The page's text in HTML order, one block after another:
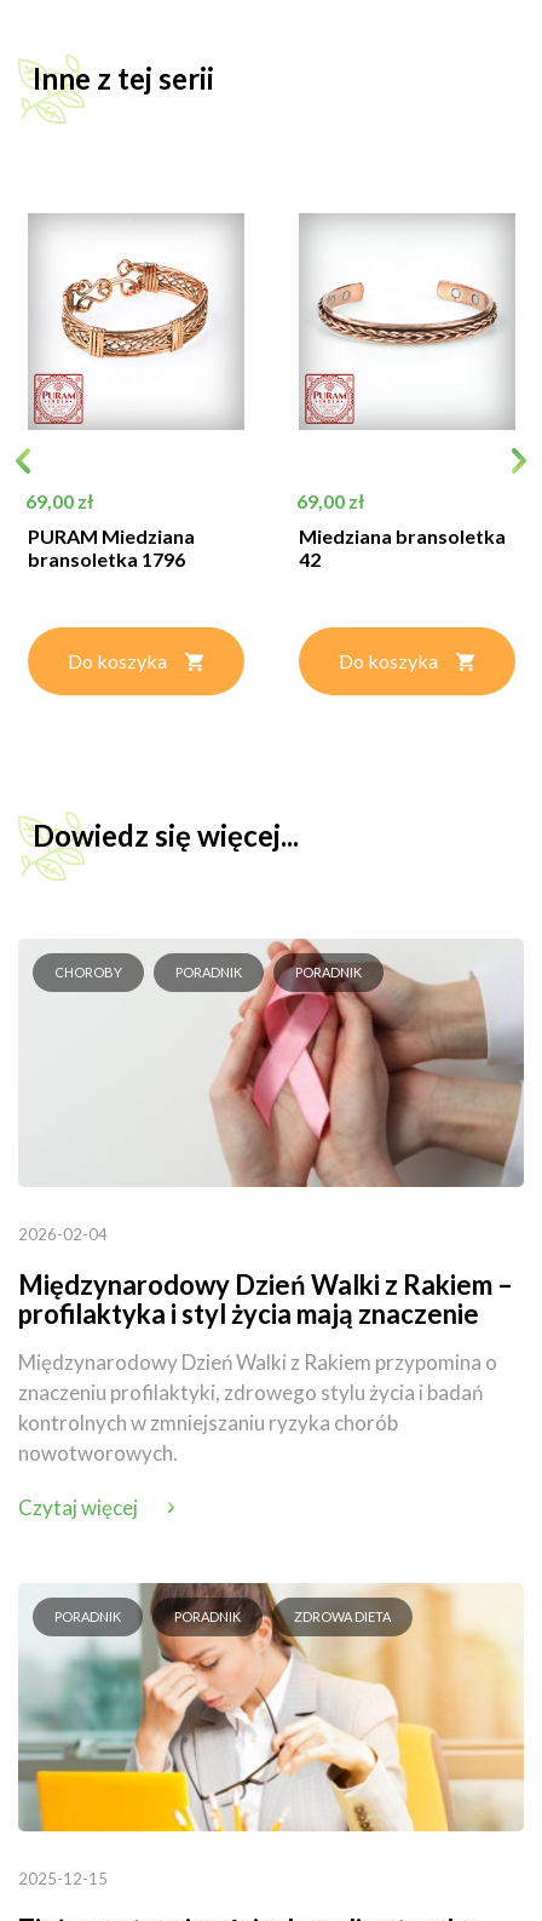
Inne z tej serii
Cena
69,00 zł
PURAM Miedziana
bransoletka 1796
Do koszyka
Cena
69,00 zł
Miedziana bransoletka
42
Do koszyka
Dowiedz się więcej...
CHOROBY PORADNIK PORADNIK
2026-02-04
Międzynarodowy Dzień Walki z Rakiem –
profilaktyka i styl życia mają znaczenie
Międzynarodowy Dzień Walki z Rakiem przypomina o
znaczeniu profilaktyki, zdrowego stylu życia i badań
kontrolnych w zmniejszaniu ryzyka chorób
nowotworowych.
Czytaj więcej
PORADNIK PORADNIK ZDROWA DIETA
2025-12-15